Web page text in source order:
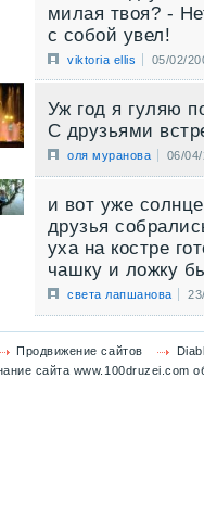
милая твоя? -
с собой увел!
viktoria ellis 05/02/
Уж год я гуляю
С друзьями
оля муранова 06/
и вот уже
друзья
уха на костре
чашку и ложку
света лапшанова
Продвижение сайтов
сайта www.100druzei.com